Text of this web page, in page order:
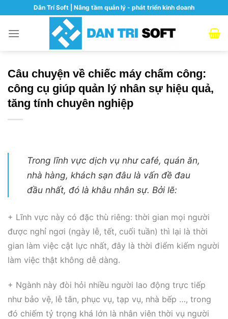
content
Dân Trí Soft | Nâng tầm quản lý - phát triển kinh doanh
Câu chuyện về chiếc máy chấm công:
công cụ giúp quản lý nhân sự hiệu quả,
tăng tính chuyên nghiệp
Trong lĩnh vực dịch vụ như café, quán ăn,
nhà hàng, khách sạn đâu là vấn đề đau
đầu nhất, đó là khâu nhân sự. Bởi lẽ:
+ Lĩnh vực này có đặc thù riêng: thời gian mọi người
được nghỉ ngơi (ngày lễ, tết, cuối tuần) thì lại là thời
gian làm việc cật lực nhất, đây là thời điểm kiếm người
làm việc thật không dễ dàng.
+ Ngành này đòi hỏi nhiều người lao động trực tiếp
như bảo vệ, lễ tân, phục vụ, tạp vụ, nhà bếp …, trong
đó chiếm tỷ trọng khá lớn là nhân viên thời vụ người